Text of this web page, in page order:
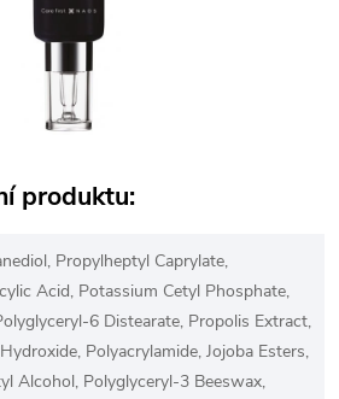
produktu:
Propylheptyl Caprylate,
Acid, Potassium Cetyl Phosphate,
6 Distearate, Propolis Extract,
Polyacrylamide, Jojoba Esters,
Alcohol, Polyglyceryl-3 Beeswax,